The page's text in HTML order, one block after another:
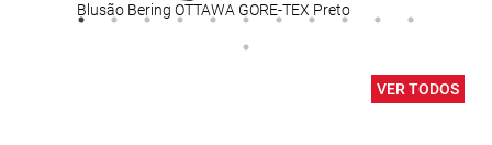
Blusão Bering OTTAWA GORE-TEX Preto
VER TODOS